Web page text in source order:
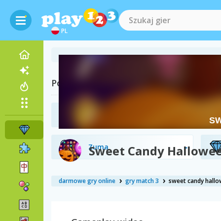
PL
Sweet Candy
Powiązane kategorie
Zuma
darmowe gry online gry match 3 sweet candy